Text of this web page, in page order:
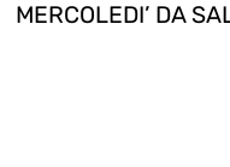
MERCOLEDI’ DA